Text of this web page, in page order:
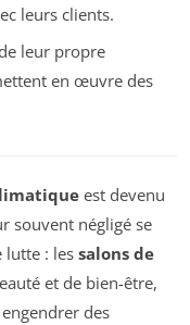
leurs clients.
leur propre
en œuvre des
est devenu
souvent négligé se
lutte : les salons de
et de bien-être,
des